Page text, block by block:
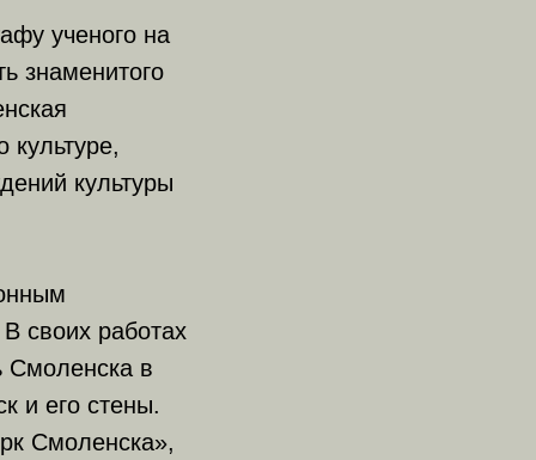
ученого на
знаменитого
культуре,
культуры
своих работах
Смоленска в
и его стены.
Смоленска»,